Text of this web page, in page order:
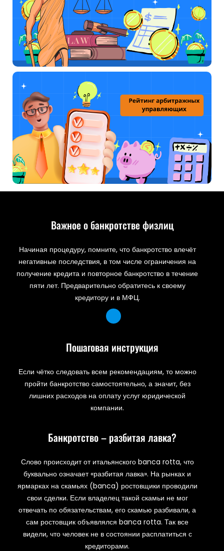
Важное о банкротстве физлиц
Начиная процедуру, помните, что банкротство влечёт
негативные последствия, в том числе ограничения на
получение кредита и повторное банкротство в течение
пяти лет. Предварительно обратитесь к своему
кредитору и в МФЦ.
Пошаговая инструкция
Если чётко следовать всем рекомендациям, то можно
пройти банкротство самостоятельно, а значит, без
лишних расходов на оплату услуг юридической
компании.
Банкротство – разбитая лавка?
Слово происходит от итальянского banca rotta, что
буквально означает «разбитая лавка». На рынках и
ярмарках на скамьях (banca) ростовщики проводили
свои сделки. Если владелец такой скамьи не мог
отвечать по обязательствам, его скамью разбивали, а
сам ростовщик объявлялся banca rotta. Так все
видели, что человек не в состоянии расплатиться с
кредиторами.